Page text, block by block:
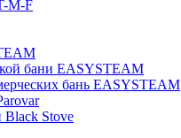
M-F
бани EASYSTEAM
бань EASYSTEAM
Black Stove